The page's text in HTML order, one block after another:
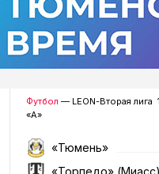
Футбол — LEON-Вторая лига
«А»
«Тюмень»
«Торпедо» (Миасс)